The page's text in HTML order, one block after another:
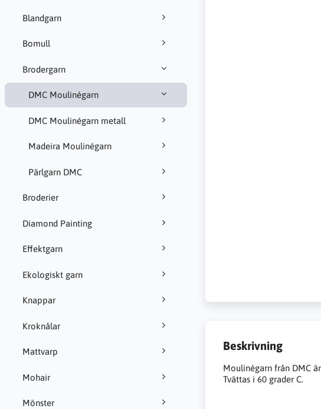
Blandgarn
Bomull
Brodergarn
DMC Moulinégarn
DMC Moulinégarn metall
Madeira Moulinégarn
Pärlgarn DMC
Broderier
Diamond Painting
Effektgarn
Ekologiskt garn
Knappar
Kroknålar
Mattvarp
Mohair
Mönster
Beskrivning
Moulinégarn från DMC
Tvättas i 60 grader C.